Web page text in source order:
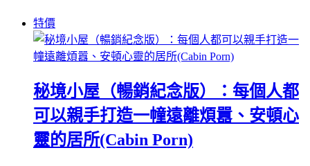
特價
秘境小屋（暢銷紀念版）：每個人都
可以親手打造一幢遠離煩囂、安頓心
靈的居所(Cabin Porn)